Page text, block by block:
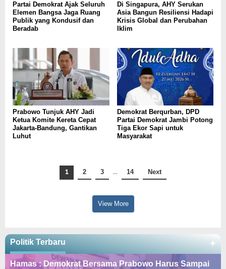
Partai Demokrat Ajak Seluruh
Elemen Bangsa Jaga Ruang
Publik yang Kondusif dan
Beradab
Di Singapura, AHY Serukan
Asia Bangun Resiliensi Hadapi
Krisis Global dan Perubahan
Iklim
Prabowo Tunjuk AHY Jadi
Ketua Komite Kereta Cepat
Jakarta-Bandung, Gantikan
Luhut
Demokrat Berqurban, DPD
Partai Demokrat Jambi Potong
Tiga Ekor Sapi untuk
Masyarakat
1 2 3 … 14 Next
View More
Politik Terbaru +
Hamas : Demokrat Bersama Prabowo Harus Sampai